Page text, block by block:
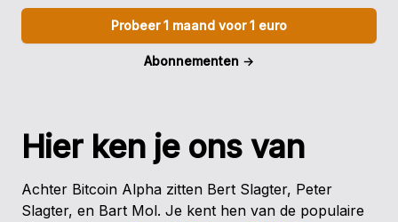
Probeer 1 maand voor 1 euro
Abonnementen →
Hier ken je ons van
Achter Bitcoin Alpha zitten Bert Slagter, Peter
Slagter, en Bart Mol. Je kent hen van de populaire